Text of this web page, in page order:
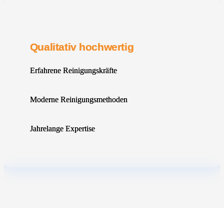
Qualitativ hochwertig
Erfahrene Reinigungskräfte
Moderne Reinigungsmethoden
Jahrelange Expertise